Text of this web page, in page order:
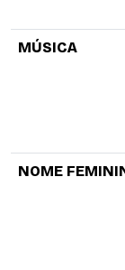
MÚSICA
NOME